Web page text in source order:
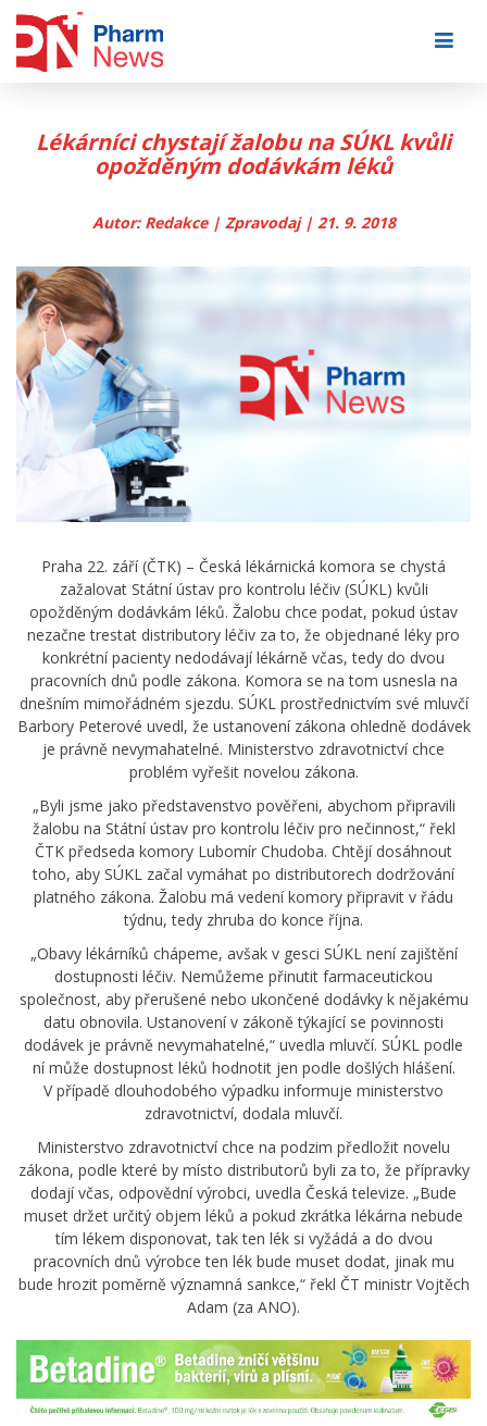
Lékárníci chystají žalobu na SÚKL kvůli
opožděným dodávkám léků
Autor: Redakce | Zpravodaj | 21. 9. 2018
Praha 22. září (ČTK) – Česká lékárnická komora se chystá
zažalovat Státní ústav pro kontrolu léčiv (SÚKL) kvůli
opožděným dodávkám léků. Žalobu chce podat, pokud ústav
nezačne trestat distributory léčiv za to, že objednané léky pro
konkrétní pacienty nedodávají lékárně včas, tedy do dvou
pracovních dnů podle zákona. Komora se na tom usnesla na
dnešním mimořádném sjezdu. SÚKL prostřednictvím své mluvčí
Barbory Peterové uvedl, že ustanovení zákona ohledně dodávek
je právně nevymahatelné. Ministerstvo zdravotnictví chce
problém vyřešit novelou zákona.
„Byli jsme jako představenstvo pověřeni, abychom připravili
žalobu na Státní ústav pro kontrolu léčiv pro nečinnost,“ řekl
ČTK předseda komory Lubomír Chudoba. Chtějí dosáhnout
toho, aby SÚKL začal vymáhat po distributorech dodržování
platného zákona. Žalobu má vedení komory připravit v řádu
týdnu, tedy zhruba do konce října.
„Obavy lékárníků chápeme, avšak v gesci SÚKL není zajištění
dostupnosti léčiv. Nemůžeme přinutit farmaceutickou
společnost, aby přerušené nebo ukončené dodávky k nějakému
datu obnovila. Ustanovení v zákoně týkající se povinnosti
dodávek je právně nevymahatelné,“ uvedla mluvčí. SÚKL podle
ní může dostupnost léků hodnotit jen podle došlých hlášení.
V případě dlouhodobého výpadku informuje ministerstvo
zdravotnictví, dodala mluvčí.
Ministerstvo zdravotnictví chce na podzim předložit novelu
zákona, podle které by místo distributorů byli za to, že přípravky
dodají včas, odpovědní výrobci, uvedla Česká televize. „Bude
muset držet určitý objem léků a pokud zkrátka lékárna nebude
tím lékem disponovat, tak ten lék si vyžádá a do dvou
pracovních dnů výrobce ten lék bude muset dodat, jinak mu
bude hrozit poměrně významná sankce,“ řekl ČT ministr Vojtěch
Adam (za ANO).